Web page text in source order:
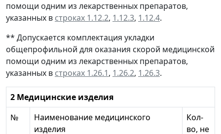
помощи одним из лекарственных препаратов,
указанных в строках 1.12.2, 1.12.3, 1.12.4.
** Допускается комплектация укладки
общепрофильной для оказания скорой медицинской
помощи одним из лекарственных препаратов,
указанных в строках 1.26.1, 1.26.2, 1.26.3.
2 Медицинские изделия
№
Наименование медицинского
изделия
Кол-
во, не